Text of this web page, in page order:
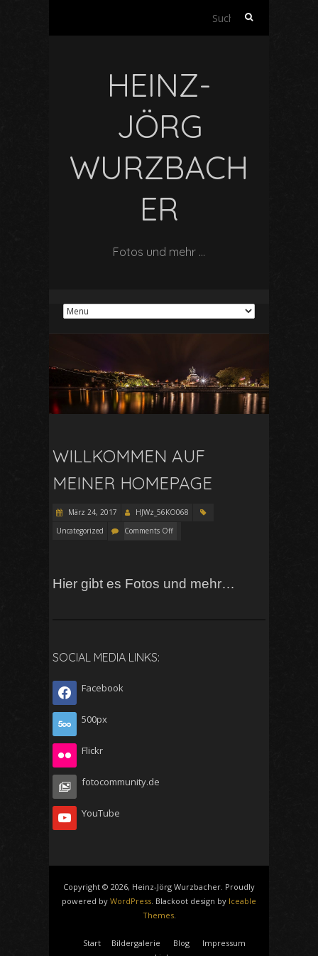
Suchen
HEINZ-
JÖRG
WURZBACH
ER
Fotos und mehr …
WILLKOMMEN AUF
MEINER HOMEPAGE
März 24, 2017
HJWz_56KO068
Uncategorized
Comments Off
Hier gibt es Fotos und mehr…
SOCIAL MEDIA LINKS:
Facebook
500px
Flickr
fotocommunity.de
YouTube
Copyright © 2026, Heinz-Jörg Wurzbacher. Proudly
powered by WordPress . Blackoot design by Iceable
Themes.
Start Bildergalerie Blog
Impressum